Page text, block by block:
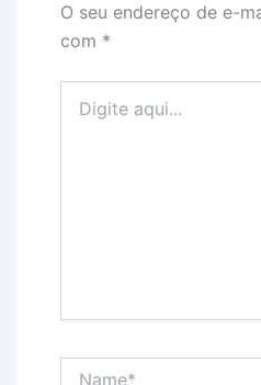
O seu endereço de e-
com *
aqui...